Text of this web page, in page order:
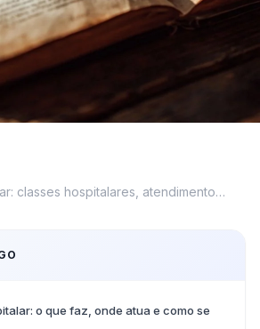
classes hospitalares, atendimento
o que faz, onde atua e como se